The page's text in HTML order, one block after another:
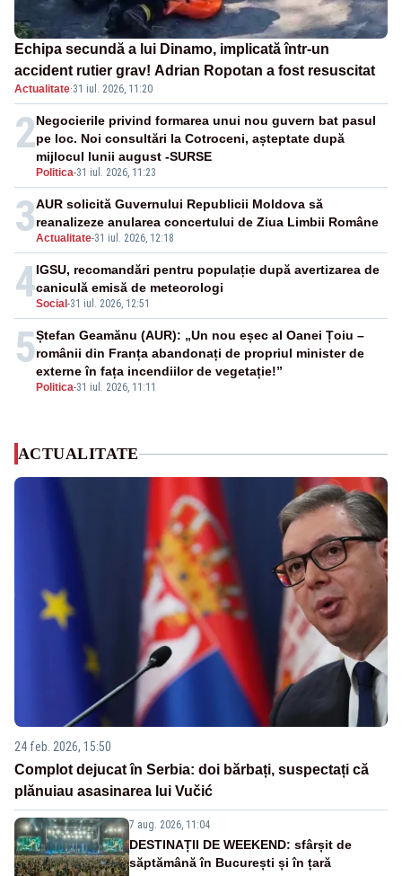
Echipa secundă a lui Dinamo, implicată într-un
accident rutier grav! Adrian Ropotan a fost resuscitat
Actualitate·31 iul. 2026, 11:20
2
Politica-31 iul. 2026, 11:23
Negocierile privind formarea unui nou guvern bat pasul
pe loc. Noi consultări la Cotroceni, așteptate după
mijlocul lunii august -SURSE
3Actualitate-31 iul. 2026, 12:18
AUR solicită Guvernului Republicii Moldova să
reanalizeze anularea concertului de Ziua Limbii Române
4Social -31 iul. 2026, 12:51
IGSU, recomandări pentru populație după avertizarea de
caniculă emisă de meteorologi
5
Politica-31 iul. 2026, 11:11
Ștefan Geamănu (AUR): „Un nou eșec al Oanei Țoiu –
românii din Franța abandonați de propriul minister de
externe în fața incendiilor de vegetație!”
ACTUALITATE
24 feb. 2026, 15:50
Complot dejucat în Serbia: doi bărbați, suspectați că
plănuiau asasinarea lui Vučić
7 aug. 2026, 11:04
DESTINAȚII DE WEEKEND: sfârșit de
săptămână în București și în țară